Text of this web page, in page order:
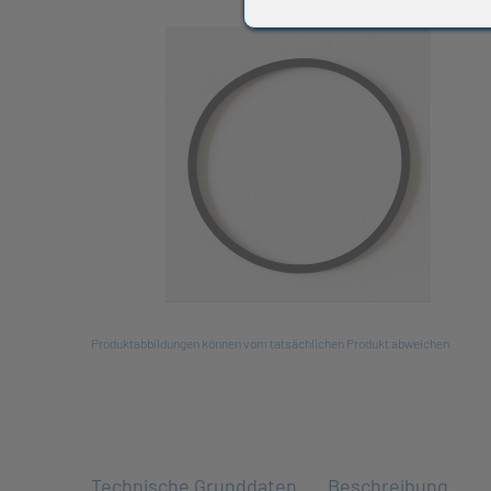
Produktabbildungen können vom tatsächlichen Produkt abweichen
Technische Grunddaten Beschreibung